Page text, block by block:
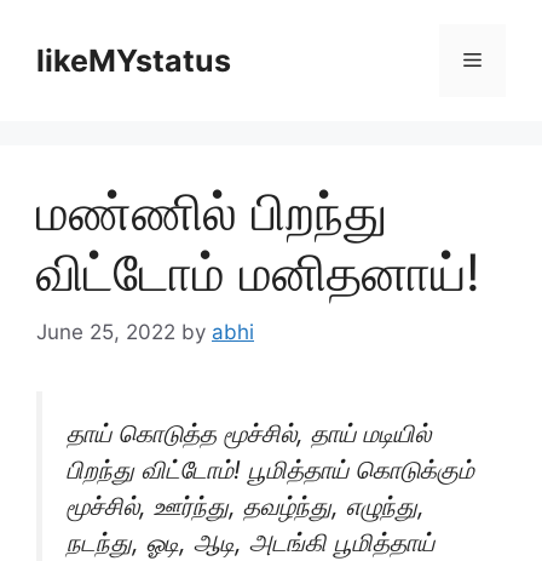
contentlikeMYstatus Menu
மண்ணில் பிறந்து
விட்டோம் மனிதனாய்!
June 25, 2022 by abhi
தாய் கொடுத்த மூச்சில், தாய் மடியில்
பிறந்து விட்டோம்! பூமித்தாய் கொடுக்கும்
மூச்சில், ஊர்ந்து, தவழ்ந்து, எழுந்து,
நடந்து, ஓடி, ஆடி, அடங்கி பூமித்தாய்